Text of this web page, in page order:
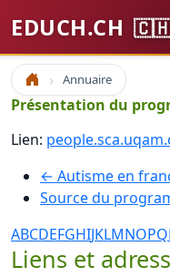
EDUCH.CH
Accueil Annuaire
Présentation du
Lien:
← Autisme en
Source du
ABCDEFGHIJKLMNOPQ
Liens et